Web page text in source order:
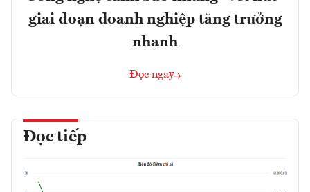
giai đoạn doanh nghiệp tăng trưởng
nhanh
Đọc ngay
Đọc tiếp